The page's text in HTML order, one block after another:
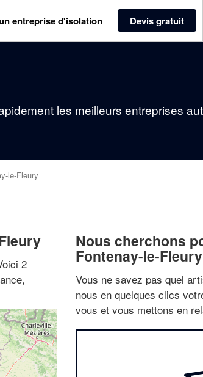
entreprise d'isolation Devis gratuit
les meilleurs entreprises
le-Fleury
2
Nous cherchons
Fontenay-le-Fleury
Vous ne savez pas quel
nous en quelques clics
vous et vous mettons en